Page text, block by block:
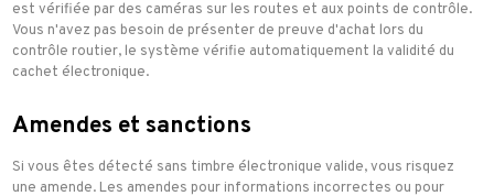
est vérifiée par des caméras sur les routes et aux points de contrôle.
Vous n'avez pas besoin de présenter de preuve d'achat lors du
contrôle routier, le système vérifie automatiquement la validité du
cachet électronique.
Amendes et sanctions
Si vous êtes détecté sans timbre électronique valide, vous risquez
une amende. Les amendes pour informations incorrectes ou pour